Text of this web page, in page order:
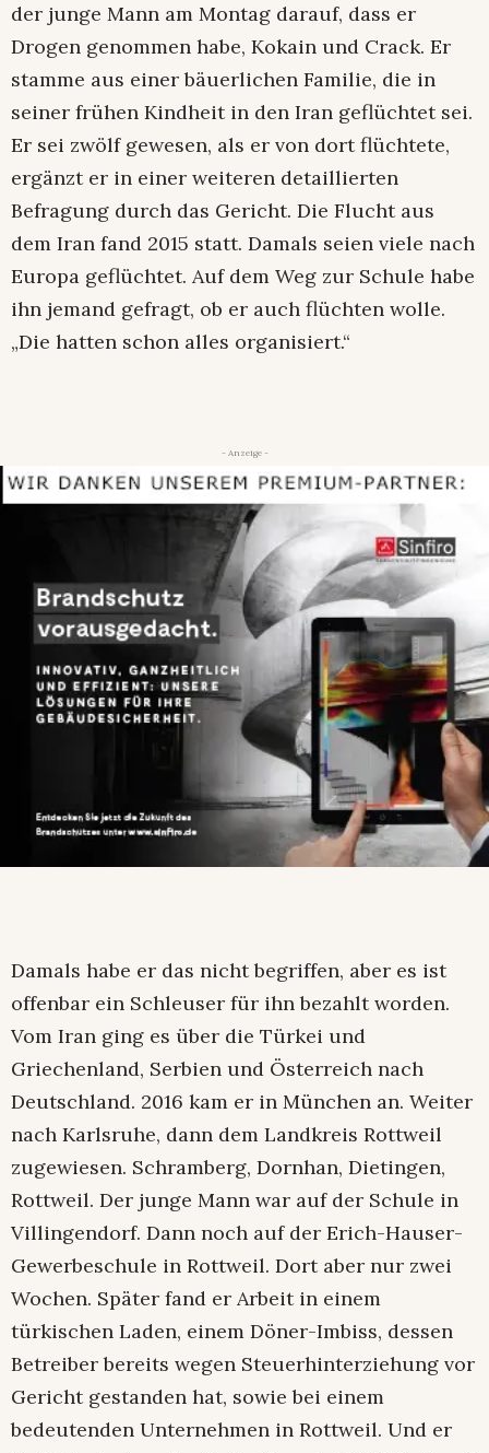
der junge Mann am Montag darauf, dass er
Drogen genommen habe, Kokain und Crack. Er
stamme aus einer bäuerlichen Familie, die in
seiner frühen Kindheit in den Iran geflüchtet sei.
Er sei zwölf gewesen, als er von dort flüchtete,
ergänzt er in einer weiteren detaillierten
Befragung durch das Gericht. Die Flucht aus
dem Iran fand 2015 statt. Damals seien viele nach
Europa geflüchtet. Auf dem Weg zur Schule habe
ihn jemand gefragt, ob er auch flüchten wolle.
„Die hatten schon alles organisiert.“
- Anzeige -
Damals habe er das nicht begriffen, aber es ist
offenbar ein Schleuser für ihn bezahlt worden.
Vom Iran ging es über die Türkei und
Griechenland, Serbien und Österreich nach
Deutschland. 2016 kam er in München an. Weiter
nach Karlsruhe, dann dem Landkreis Rottweil
zugewiesen. Schramberg, Dornhan, Dietingen,
Rottweil. Der junge Mann war auf der Schule in
Villingendorf. Dann noch auf der Erich-Hauser-
Gewerbeschule in Rottweil. Dort aber nur zwei
Wochen. Später fand er Arbeit in einem
türkischen Laden, einem Döner-Imbiss, dessen
Betreiber bereits wegen Steuerhinterziehung vor
Gericht gestanden hat, sowie bei einem
bedeutenden Unternehmen in Rottweil. Und er